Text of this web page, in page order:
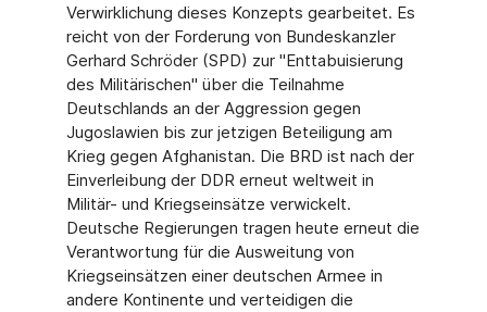
Verwirklichung dieses Konzepts gearbeitet. Es
reicht von der Forderung von Bundeskanzler
Gerhard Schröder (SPD) zur "Enttabuisierung
des Militärischen" über die Teilnahme
Deutschlands an der Aggression gegen
Jugoslawien bis zur jetzigen Beteiligung am
Krieg gegen Afghanistan. Die BRD ist nach der
Einverleibung der DDR erneut weltweit in
Militär- und Kriegseinsätze verwickelt.
Deutsche Regierungen tragen heute erneut die
Verantwortung für die Ausweitung von
Kriegseinsätzen einer deutschen Armee in
andere Kontinente und verteidigen die